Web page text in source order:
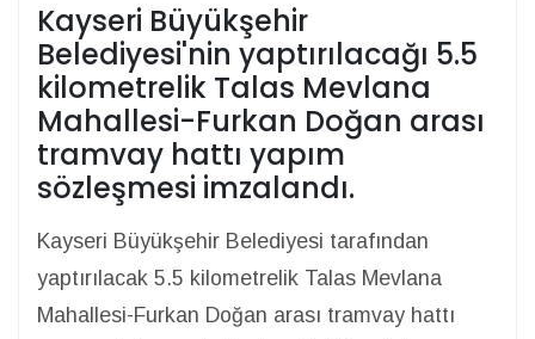
Kayseri Büyükşehir
Belediyesi'nin yaptırılacağı 5.5
kilometrelik Talas Mevlana
Mahallesi-Furkan Doğan arası
tramvay hattı yapım
sözleşmesi imzalandı.
Kayseri Büyükşehir Belediyesi tarafından
yaptırılacak 5.5 kilometrelik Talas Mevlana
Mahallesi-Furkan Doğan arası tramvay hattı